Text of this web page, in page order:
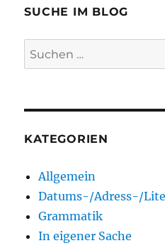
SUCHE IM BLOG
Suchen
nach:
KATEGORIEN
Allgemein
Datums-/Adress-/
Grammatik
In eigener Sache